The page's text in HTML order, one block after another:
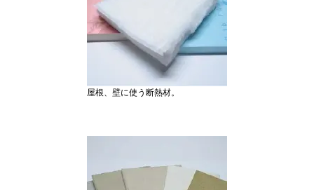
屋根、壁に使う断熱材。